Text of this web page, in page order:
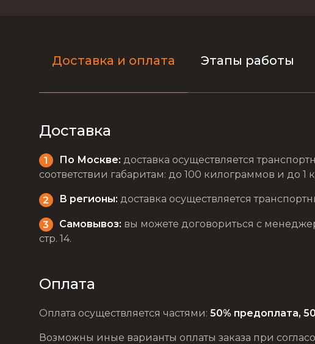
Доставка и оплата Этапы работы
Доставка
По Москве: доставка осуществляется
соответствии габаритам: до 100 килограммов и до 1
В регионы: доставка осуществляется
Самовывоз: вы можете договориться с
стр. 14.
Оплата
Оплата осуществляется частями: 50% предоплата,
Возможны иные варианты оплаты заказа при